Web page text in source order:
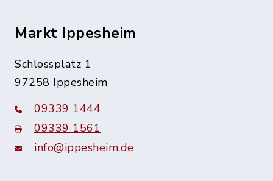
Markt Ippesheim
Schlossplatz 1
97258 Ippesheim
09339 1444
09339 1561
info@ippesheim.de